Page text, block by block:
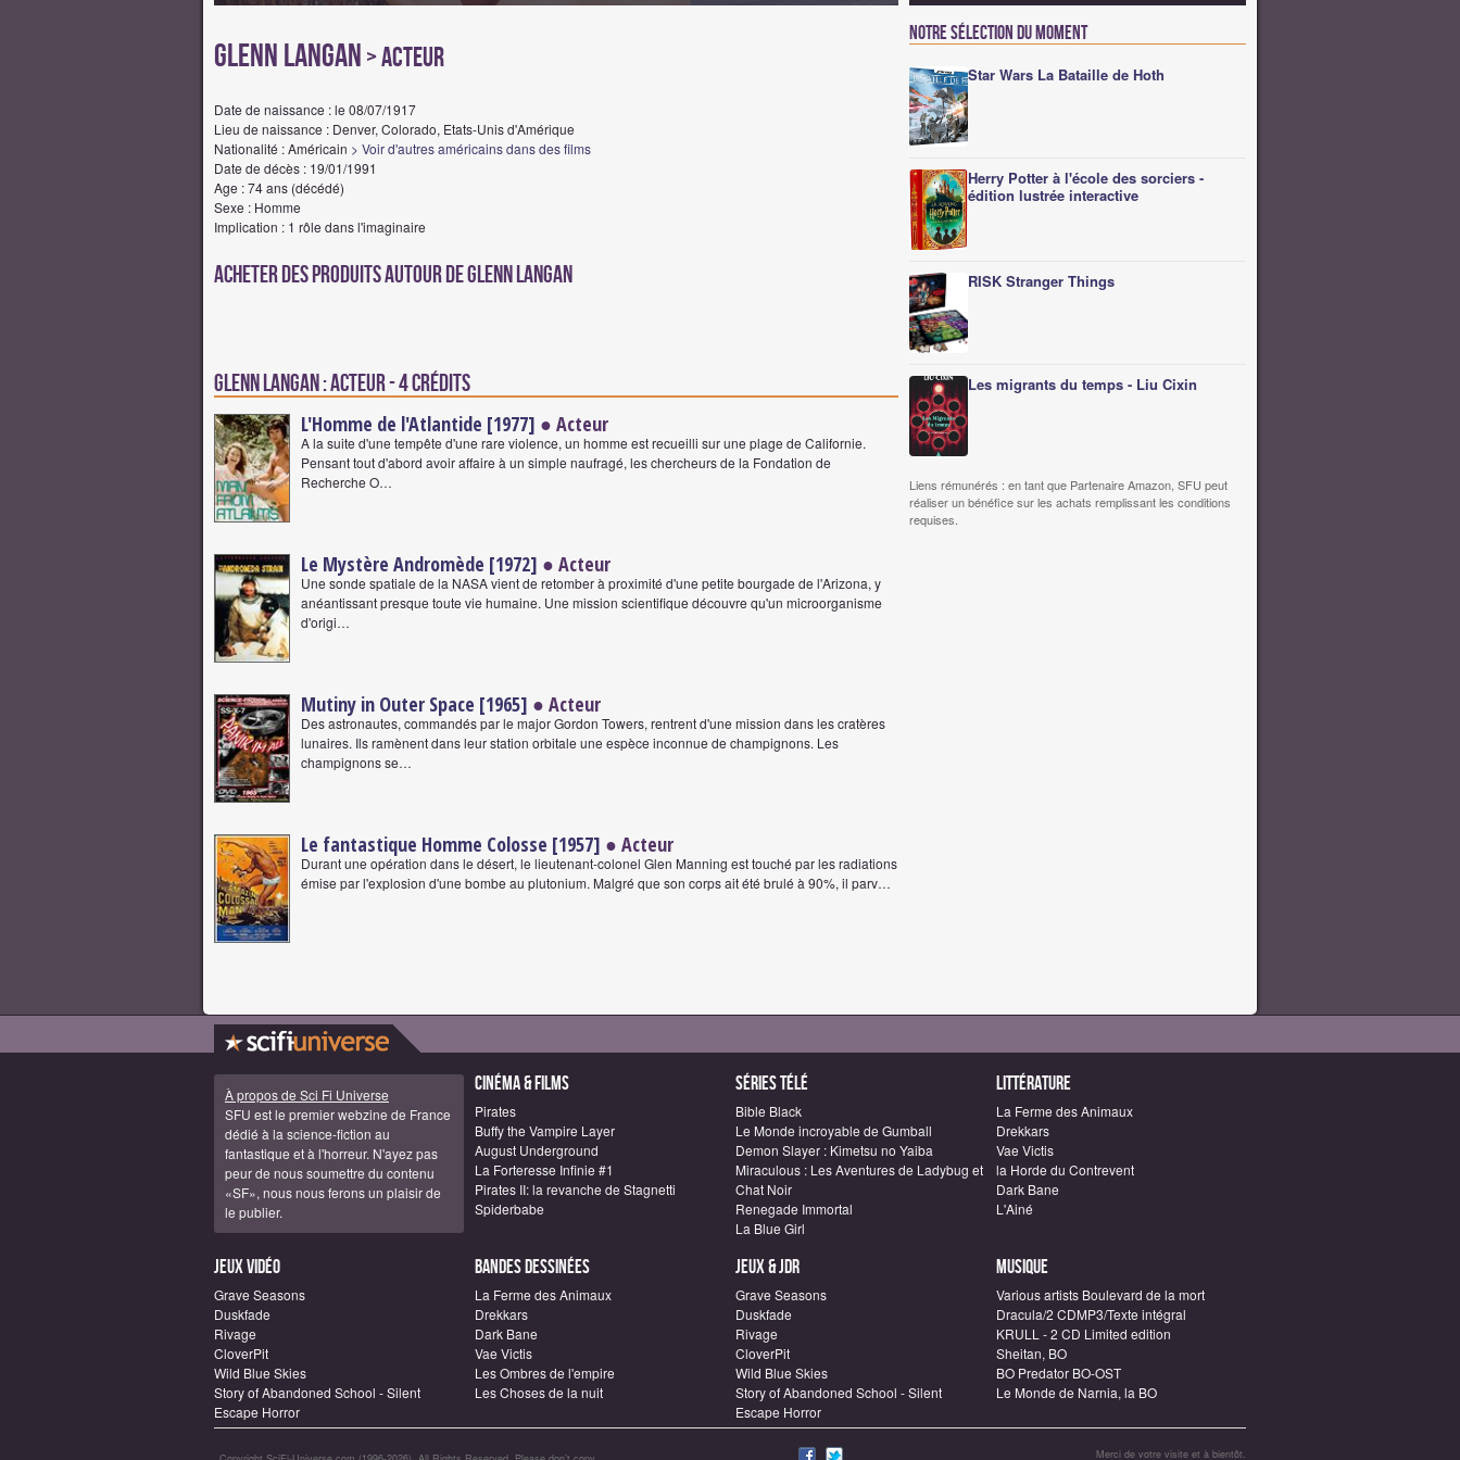
Glenn Langan > Acteur
Date de naissance : le 08/07/1917
Lieu de naissance : Denver, Colorado, Etats-Unis d'Amérique
Nationalité : Américain > Voir d'autres américains dans des films
Date de décès : 19/01/1991
Age : 74 ans (décédé)
Sexe : Homme
Implication : 1 rôle dans l'imaginaire
Acheter des produits autour de Glenn Langan
Glenn Langan : Acteur - 4 crédits
L'Homme de l'Atlantide [1977] ● Acteur
A la suite d'une tempête d'une rare violence, un homme est recueilli sur une plage de Californie.
Pensant tout d'abord avoir affaire à un simple naufragé, les chercheurs de la Fondation de
Recherche O…
Le Mystère Andromède [1972] ● Acteur
Une sonde spatiale de la NASA vient de retomber à proximité d'une petite bourgade de l'Arizona, y
anéantissant presque toute vie humaine. Une mission scientifique découvre qu'un microorganisme
d'origi…
Mutiny in Outer Space [1965] ● Acteur
Des astronautes, commandés par le major Gordon Towers, rentrent d'une mission dans les cratères
lunaires. Ils ramènent dans leur station orbitale une espèce inconnue de champignons. Les
champignons se…
Le fantastique Homme Colosse [1957] ● Acteur
Durant une opération dans le désert, le lieutenant-colonel Glen Manning est touché par les radiations
émise par l'explosion d'une bombe au plutonium. Malgré que son corps ait été brulé à 90%, il parv…
Notre sélection du moment
Star Wars La Bataille de Hoth
Herry Potter à l'école des sorciers -
édition lustrée interactive
RISK Stranger Things
Les migrants du temps - Liu Cixin
Liens rémunérés : en tant que Partenaire Amazon, SFU peut
réaliser un bénéfice sur les achats remplissant les conditions
requises.
À propos de Sci Fi Universe
SFU est le premier webzine de France
dédié à la science-fiction au
fantastique et à l'horreur. N'ayez pas
peur de nous soumettre du contenu
«SF», nous nous ferons un plaisir de
le publier.
Cinéma & Films
Pirates
Buffy the Vampire Layer
August Underground
La Forteresse Infinie #1
Pirates II: la revanche de Stagnetti
Spiderbabe
Séries télé
Bible Black
Le Monde incroyable de Gumball
Demon Slayer : Kimetsu no Yaiba
Miraculous : Les Aventures de Ladybug et
Chat Noir
Renegade Immortal
La Blue Girl
Littérature
La Ferme des Animaux
Drekkars
Vae Victis
la Horde du Contrevent
Dark Bane
L'Ainé
Jeux vidéo
Grave Seasons
Duskfade
Rivage
CloverPit
Wild Blue Skies
Story of Abandoned School - Silent
Escape Horror
Bandes dessinées
La Ferme des Animaux
Drekkars
Dark Bane
Vae Victis
Les Ombres de l'empire
Les Choses de la nuit
Jeux & JDR
Grave Seasons
Duskfade
Rivage
CloverPit
Wild Blue Skies
Story of Abandoned School - Silent
Escape Horror
Musique
Various artists Boulevard de la mort
Dracula/2 CDMP3/Texte intégral
KRULL - 2 CD Limited edition
Sheitan, BO
BO Predator BO-OST
Le Monde de Narnia, la BO
Merci de votre visite et à bientôt.